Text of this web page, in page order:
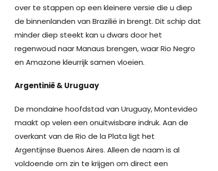
over te stappen op een kleinere versie die u diep
de binnenlanden van Brazilië in brengt. Dit schip dat
minder diep steekt kan u dwars door het
regenwoud naar Manaus brengen, waar Rio Negro
en Amazone kleurrijk samen vloeien.
Argentinië & Uruguay
De mondaine hoofdstad van Uruguay, Montevideo
maakt op velen een onuitwisbare indruk. Aan de
overkant van de Rio de la Plata ligt het
Argentijnse Buenos Aires. Alleen de naam is al
voldoende om zin te krijgen om direct een